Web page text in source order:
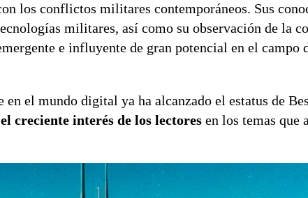
los conflictos militares contemporáneos. Sus
militares, así como su observación de la
e influyente de gran potencial en el campo
el mundo digital ya ha alcanzado el estatus de
creciente interés de los lectores en los temas que